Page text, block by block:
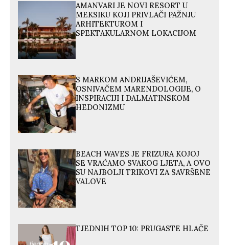
AMANVARI JE NOVI RESORT U
MEKSIKU KOJI PRIVLAČI PAŽNJU
ARHITEKTUROM I
SPEKTAKULARNOM LOKACIJOM
S MARKOM ANDRIJAŠEVIĆEM,
OSNIVAČEM MARENDOLOGIJE, O
INSPIRACIJI I DALMATINSKOM
HEDONIZMU
BEACH WAVES JE FRIZURA KOJOJ
SE VRAĆAMO SVAKOG LJETA, A OVO
SU NAJBOLJI TRIKOVI ZA SAVRŠENE
VALOVE
TJEDNIH TOP 10: PRUGASTE HLAČE